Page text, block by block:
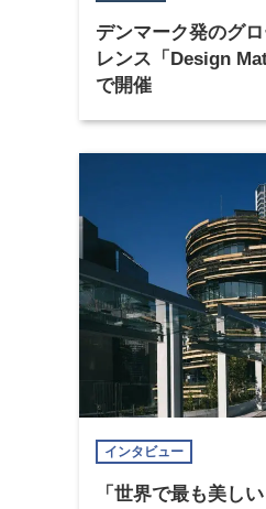
デンマーク発のグ
レンス「Design
で開催
インタビュー
「世界で最も美し